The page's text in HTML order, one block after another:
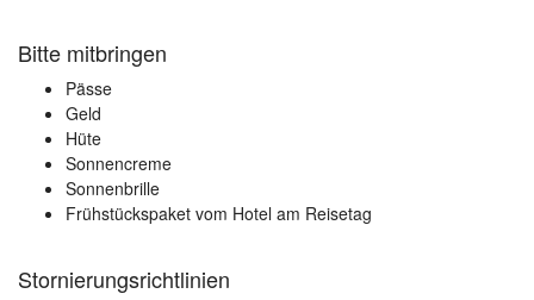
Bitte mitbringen
Pässe
Geld
Hüte
Sonnencreme
Sonnenbrille
Frühstückspaket vom Hotel am Reisetag
Stornierungsrichtlinien